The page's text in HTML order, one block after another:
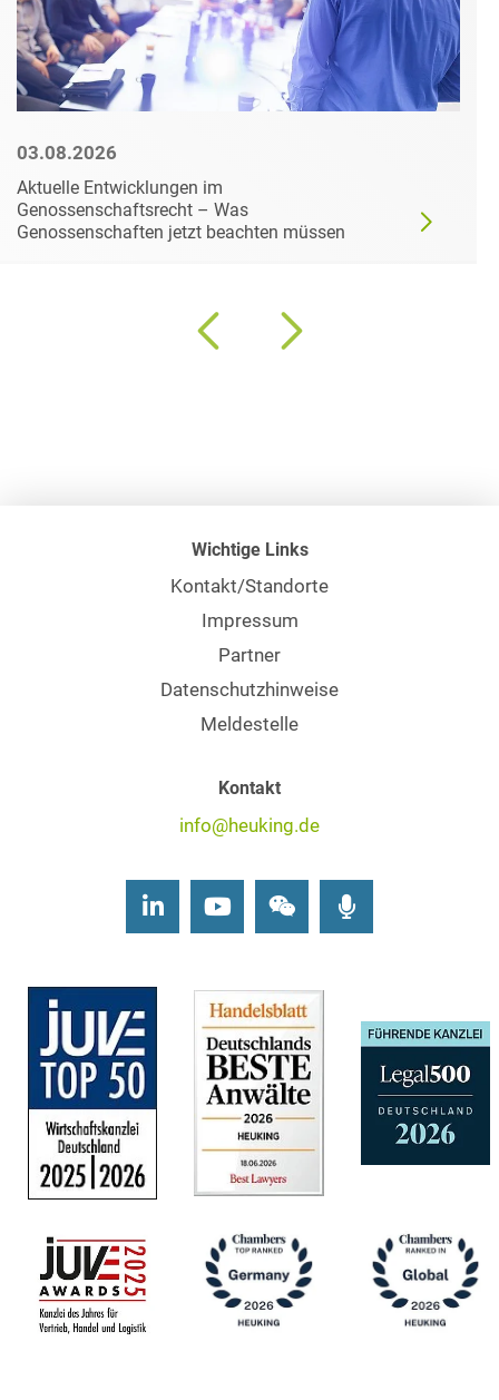
03.08.2026
Aktuelle Entwicklungen im
Genossenschaftsrecht – Was
Genossenschaften jetzt beachten müssen
Wichtige Links
Kontakt/Standorte
Impressum
Partner
Datenschutzhinweise
Meldestelle
Kontakt
info@heuking.de
LinkedInYoutubeWechat